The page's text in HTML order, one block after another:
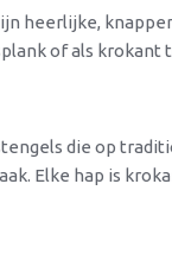
heerlijke,
of als krokant
die op
Elke hap is